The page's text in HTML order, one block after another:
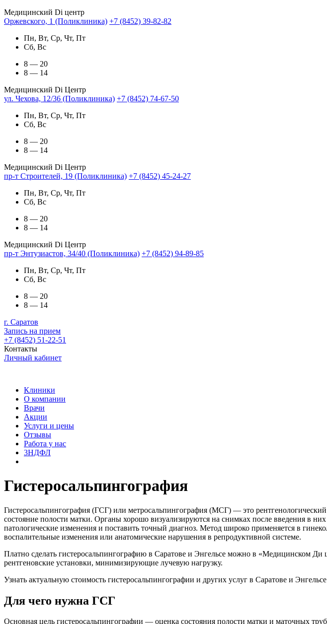
Медицинский Di центр
Оржевского, 1 (Поликлиника) +7 (8452) 39-82-82
Пн, Вт, Ср, Чт, Пт
Сб, Вс
8 — 20
8 — 14
Медицинский Di Центр
ул. Чехова, 12/36 (Поликлиника) +7 (8452) 74-67-50
Пн, Вт, Ср, Чт, Пт
Сб, Вс
8 — 20
8 — 14
Медицинский Di Центр
пр-т Строителей, 19 (Поликлиника) +7 (8452) 45-24-27
Пн, Вт, Ср, Чт, Пт
Сб, Вс
8 — 20
8 — 14
Медицинский Di Центр
пр-т Энтузиастов, 34/40 (Поликлиника) +7 (8452) 94-89-85
Пн, Вт, Ср, Чт, Пт
Сб, Вс
8 — 20
8 — 14
г. Саратов
Запись на прием
+7 (8452) 51-22-51
Контакты
Личный кабинет
Клиники
О компании
Врачи
Акции
Услуги и цены
Отзывы
Работа у нас
3НДФЛ
Гистеросальпингография
Гистеросальпингография (ГСГ) или метросальпингография (МСГ) — это
состояние полости матки. Органы хорошо визуализируются на снимках после введения в
патологические изменения и поставить точный диагноз. Метод широко применяется в
воспалительные изменения или анатомические нарушения в репродуктивной системе.
Платно сделать гистеросальпингографию в Саратове и Энгельсе можно в «Медицинском
рентгеновские установки, минимизирующие лучевую нагрузку.
Узнать актуальную стоимость гистеросальпингографии и других услуг в Саратове и
Для чего нужна ГСГ
Основная цель гистеросальпингографии — оценка состояния полости матки и маточных